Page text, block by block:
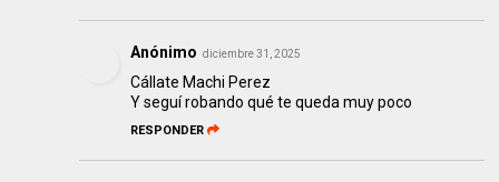
Anónimo diciembre 31, 2025
Cállate Machi Perez
Y seguí robando qué te queda muy poco
RESPONDER